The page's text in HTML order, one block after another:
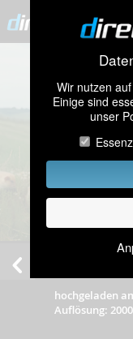
Wir nutzen
Einige sind
unser
hochgeladen
Auflösung: